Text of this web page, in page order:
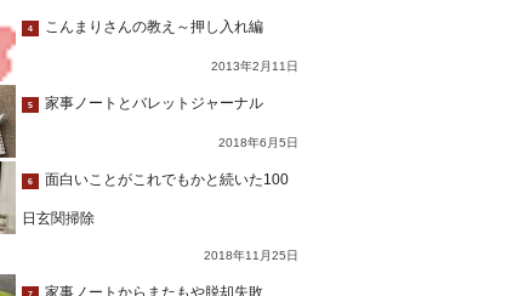
4 こんまりさんの教え～押し入れ編
2013年2月11日
5 家事ノートとバレットジャーナル
2018年6月5日
6 面白いことがこれでもかと続いた100
日玄関掃除
2018年11月25日
家事ノートからまたもや脱却失敗…